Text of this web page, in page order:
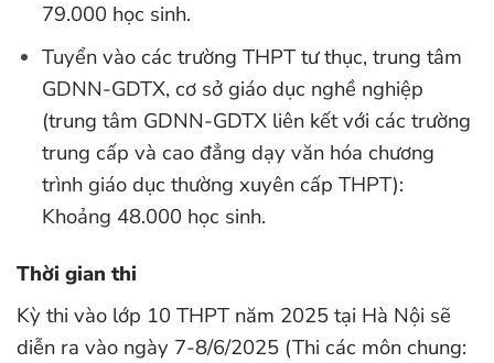
79.000 học sinh.
Tuyển vào các trường THPT tư thục, trung tâm
GDNN-GDTX, cơ sở giáo dục nghề nghiệp
(trung tâm GDNN-GDTX liên kết với các trường
trung cấp và cao đẳng dạy văn hóa chương
trình giáo dục thường xuyên cấp THPT):
Khoảng 48.000 học sinh.
Thời gian thi
Kỳ thi vào lớp 10 THPT năm 2025 tại Hà Nội sẽ
diễn ra vào ngày 7-8/6/2025 (Thi các môn chung: